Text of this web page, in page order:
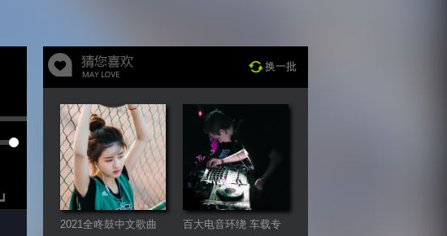
换一批
2021全咚鼓中文歌曲
百大电音环绕 车载专